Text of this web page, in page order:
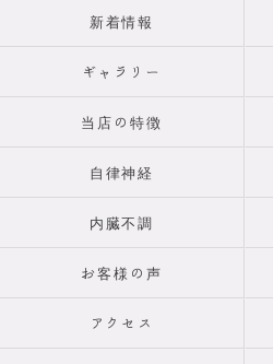
新着情報
ギャラリー
当店の特徴
自律神経
内臓不調
お客様の声
アクセス